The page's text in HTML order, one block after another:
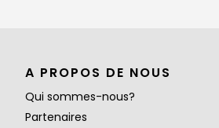
A PROPOS DE NOUS
Qui sommes-nous?
Partenaires